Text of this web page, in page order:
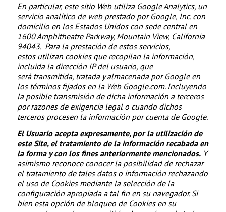
En particular, este sitio Web utiliza Google Analytics, un
servicio analítico de web prestado por Google, Inc. con
domicilio en los Estados Unidos con sede central en
1600 Amphitheatre Parkway, Mountain View, California
94043. Para la prestación de estos servicios,
estos utilizan cookies que recopilan la información,
incluida la dirección IP del usuario, que
será transmitida, tratada y almacenada por Google en
los términos fijados en la Web Google.com. Incluyendo
la posible transmisión de dicha información a terceros
por razones de exigencia legal o cuando dichos
terceros procesen la información por cuenta de Google.
El Usuario acepta expresamente, por la utilización de
este Site, el tratamiento de la información recabada en
la forma y con los fines anteriormente mencionados.Y
asimismo reconoce conocer la posibilidad de rechazar
el tratamiento de tales datos o información rechazando
el uso de Cookies mediante la selección de la
configuración apropiada a tal fin en su navegador. Si
bien esta opción de bloqueo de Cookies en su